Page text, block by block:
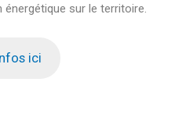
sur le territoire.
ici